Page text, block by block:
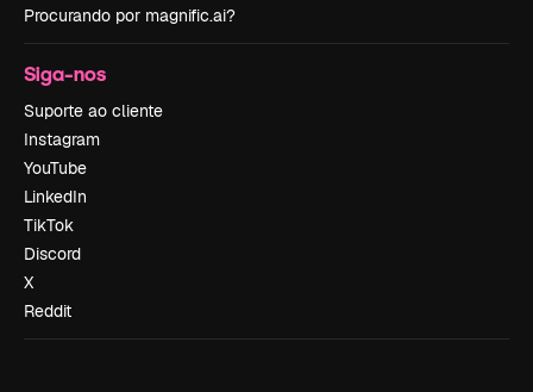
Procurando por magnific.ai?
Siga-nos
Suporte ao cliente
Instagram
YouTube
LinkedIn
TikTok
Discord
X
Reddit